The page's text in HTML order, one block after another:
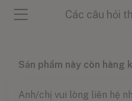
(Sản Phẩm )
Các câu hỏi
Sản phẩm này còn hàng
Anh/chị vui lòng liên hệ